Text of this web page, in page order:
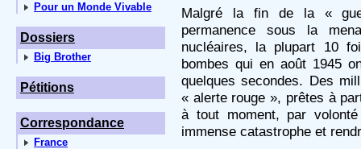
Pour un Monde Vivable
Dossiers
Big Brother
Pétitions
Correspondance
France
Malgré la fin de la «
permanence sous la
nucléaires, la plupart 10
bombes qui en août 1945
quelques secondes. Des
« alerte rouge », prêtes à
à tout moment, par
immense catastrophe et